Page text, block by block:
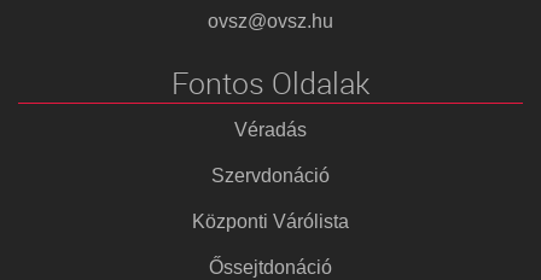
ovsz@ovsz.hu
Fontos Oldalak
Véradás
Szervdonáció
Központi Várólista
Őssejtdonáció